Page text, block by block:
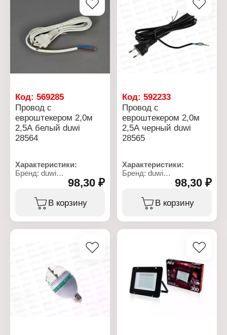
Размер: 86х86х10 мм
Световой поток: 255 Лм
Тип ламп: встроенные
светодиоды
Способ монтажа:
встраиваемая,
4000 К
Материал корпуса:
алюминий
Форма: квадратная
Цвет: белый
Поверхность плафона:
матовая
напряжение: 230 В
Сечение провода: 2х0,5
Код: 569285
Провод с
евроштекером 2,0м
2,5А белый duwi
28564
Характеристики:
Бренд: duwi
Артикул: 28564 9
Тип товара: Провод
Конструкция: с
евроштекером
Номинальный ток: 2,5 А
Сечение провода: 2х0,5
98,30 ₽
В корзину
Код:592233
Провод с
евроштекером 2,0м
2,5А черный duwi
28565
Характеристики:
Бренд: duwi
Артикул: 28565 6
Тип товара: Провод
Конструкция: с
евроштекером
Степень защиты: IP20
напряжение: 230 В
98,30 ₽
В корзину